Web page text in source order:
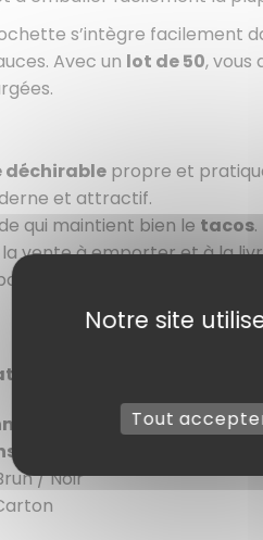
s’intègre facilement
Avec un lot de 50, vous
déchirable propre et
et attractif.
qui maintient bien le tacos.
vente à emporter et à la
pour les services
:
: Paquet de 50
/ Noir
Notre site
Tout